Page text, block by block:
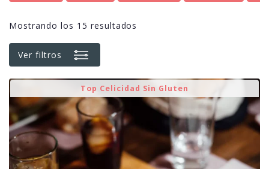
Mostrando los 15 resultados
Ver filtros
Top Celicidad Sin Gluten